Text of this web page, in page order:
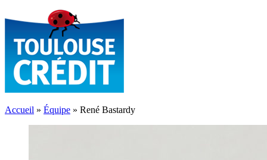
Accueil » Équipe » René Bastardy